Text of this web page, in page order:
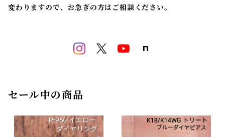
変わりますので、お急ぎの方はご相談ください。
セール中の商品